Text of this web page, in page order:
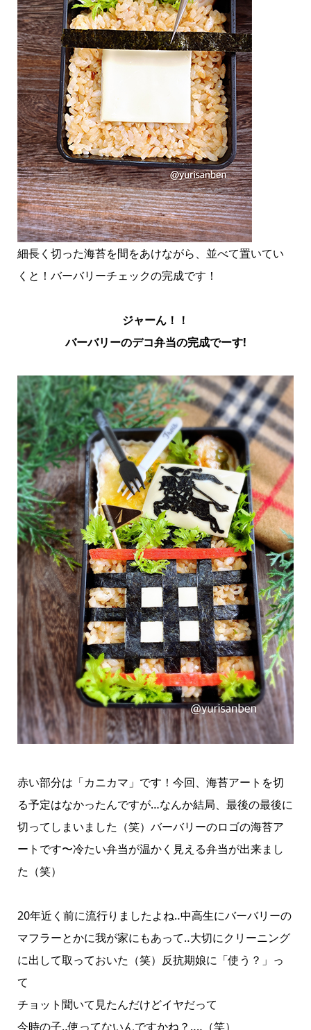
細長く切った海苔を間をあけながら、並べて置いてい
くと！バーバリーチェックの完成です！
ジャーん！！
バーバリーのデコ弁当の完成でーす!
赤い部分は「カニカマ」です！今回、海苔アートを切
る予定はなかったんですが…なんか結局、最後の最後に
切ってしまいました（笑）バーバリーのロゴの海苔ア
ートです〜冷たい弁当が温かく見える弁当が出来まし
た（笑）
20年近く前に流行りましたよね‥中高生にバーバリーの
マフラーとかに我が家にもあって‥大切にクリーニング
に出して取っておいた（笑）反抗期娘に「使う？」っ
て
チョット聞いて見たんだけどイヤだって
今時の子‥使ってないんですかね？‥‥（笑）